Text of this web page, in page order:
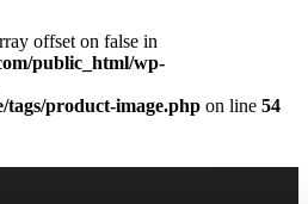
offset on false in
public_html/wp-
tags/product-image.php on line 54